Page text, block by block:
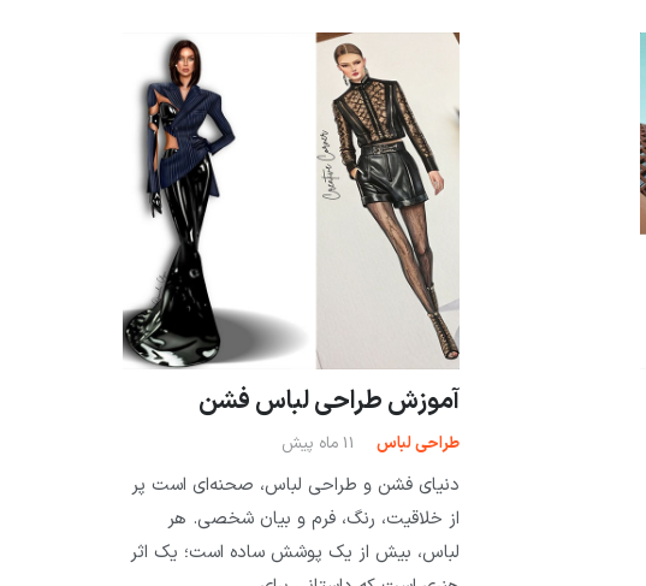
آموزش طراحی لباس فشن
طراحی لباس 11 ماه پیش
دنیای فشن و طراحی لباس، صحنه‌ای است پر
از خلاقیت، رنگ، فرم و بیان شخصی. هر
لباس، بیش از یک پوشش ساده است؛ یک اثر